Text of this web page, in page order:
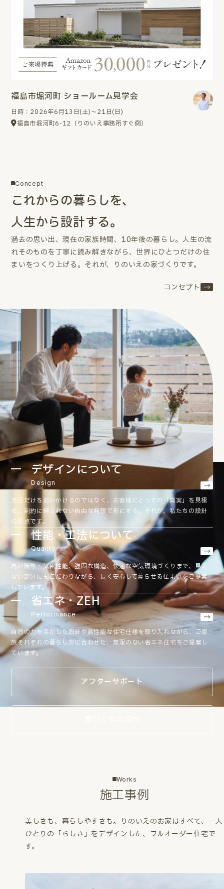
福島市堀河町 ショールーム見学会
日時：2026年6月13日(土)～21日(日)
福島市堀河町6-12（りのいえ事務所すぐ側）
Concept
これからの暮らしを、
人生から設計する。
過去の思い出、現在の家族時間、10年後の暮らし。人生の流
れそのものを丁寧に読み解きながら、世界にひとつだけの住
まいをつくり上げる。 それが、りのいえの家づくりです。
コンセプト
デザインについて
Design
流行だけを追いかけるのではなく、お客様にとっての「真実」を見極
め、制約に縛られない自由な発想で形にする。それが、私たちの設計
の原点です。
性能・工法について
Quality
高い断熱・気密性能、強固な構造、快適な空気環境づくりまで、見え
ない部分にもこだわりながら、長く安心して暮らせる住まいをご提案
しています。
省エネ・ZEH
Performance
自然の力を活かした設計や高性能な住宅仕様を取り入れながら、ご家
族それぞれの暮らし方に合わせた、無理のない省エネ住宅をご提案し
ています。
アフターサポート
Works
施工事例
美しさも、暮らしやすさも。
りのいえのお家はすべて、一人
ひとりの「らしさ」をデザインした、フルオーダー住宅で
す。